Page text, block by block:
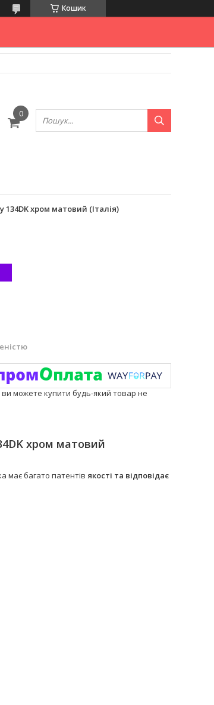
Кошик
134DK хром матовий (Італія)
ви можете купити будь-який товар не
хром матовий
має багато патентів якості та відповідає